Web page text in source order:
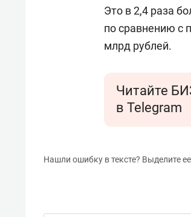
Это в 2,4 раза
по сравнению с
млрд рублей.
Читайте
в Telegram
Нашли ошибку в тексте? Выделите